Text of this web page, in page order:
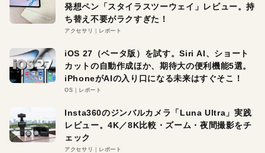
発想ペン「スタイラスツーウェイ」レビュー。持
ち替え不要がラクすぎた！
アクセサリ レポート
iOS 27（ベータ版）を試す。Siri AI、ショート
カットの自動作成ほか、期待大の便利機能5選。
iPhoneがAIの入り口になる未来はすぐそこ！
OS レポート
Insta360のジンバルカメラ「Luna Ultra」実践
レビュー。4K／8K比較・ズーム・夜間撮影をチ
ェック
アクセサリ レポート